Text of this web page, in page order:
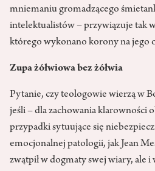
mniemaniu gromadzącego
intelektualistów – przywiązuje tak
którego wykonano korony na jego
Zupa żółwiowa bez żółwia
Pytanie, czy teologowie wierzą w
jeśli – dla zachowania klarowności
przypadki sytuujące się
emocjonalnej patologii, jak Jean
zwątpił w dogmaty swej wiary, ale i